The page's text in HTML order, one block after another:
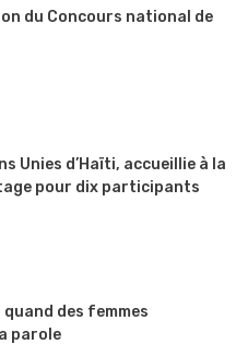
du Concours national de
Unies d’Haïti, accueillie à la
pour dix participants
quand des femmes
parole